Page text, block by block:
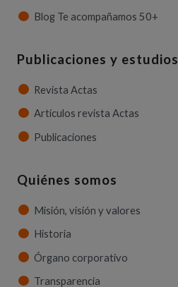
Blog Te acompañamos 50+
Publicaciones y estudios
Revista Actas
Artículos revista Actas
Publicaciones
Quiénes somos
Misión, visión y valores
Historia
Órgano corporativo
Transparencia